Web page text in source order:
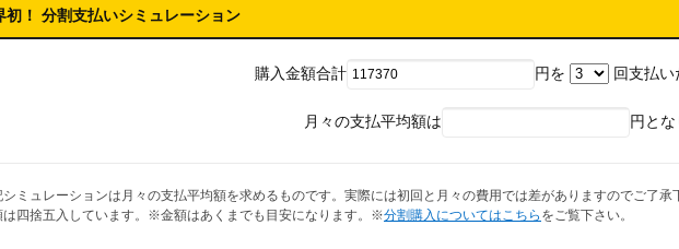
初！ 分割支払いシミュレーション
購入金額合計 円を 回支払い
月々の支払平均額は 円と
ミュレーションは月々の支払平均額を求めるものです。実際には初回と月々の費用では差がありますのでご了承
四捨五入しています。※金額はあくまでも目安になります。※分割購入についてはこちら をご覧下さい。